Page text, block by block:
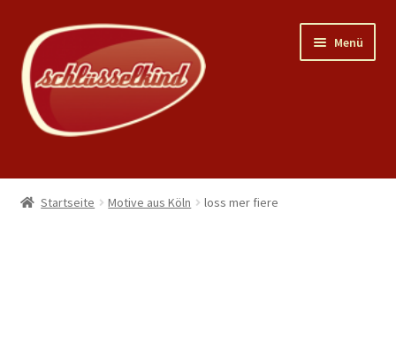
Zur
Navigation
springen
Zum
Inhalt
springen
Menü
Home
Startseite Motive aus Köln loss mer fiere